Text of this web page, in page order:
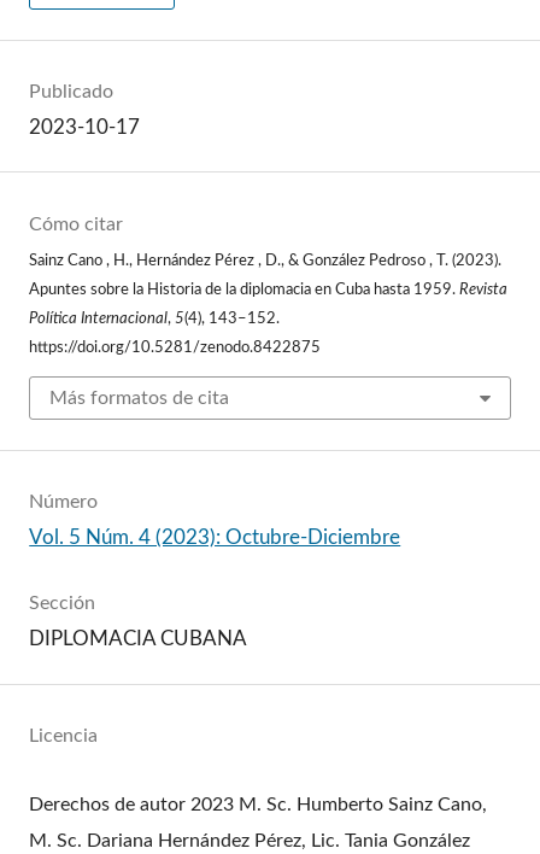
Publicado
2023-10-17
Cómo citar
Sainz Cano , H., Hernández Pérez , D., & González Pedroso , T. (2023).
Apuntes sobre la Historia de la diplomacia en Cuba hasta 1959.Revista
Política Internacional, 5(4), 143–152.
https://doi.org/10.5281/zenodo.8422875
Más formatos de cita
Número
Vol. 5 Núm. 4 (2023): Octubre-Diciembre
Sección
DIPLOMACIA CUBANA
Licencia
Derechos de autor 2023 M. Sc. Humberto Sainz Cano,
M. Sc. Dariana Hernández Pérez, Lic. Tania González